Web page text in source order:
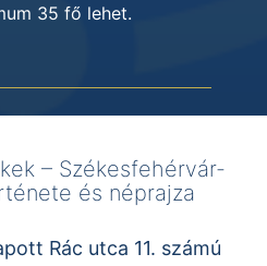
35 fő lehet.
– Székesfehérvár-
és néprajza
Rác utca 11. számú